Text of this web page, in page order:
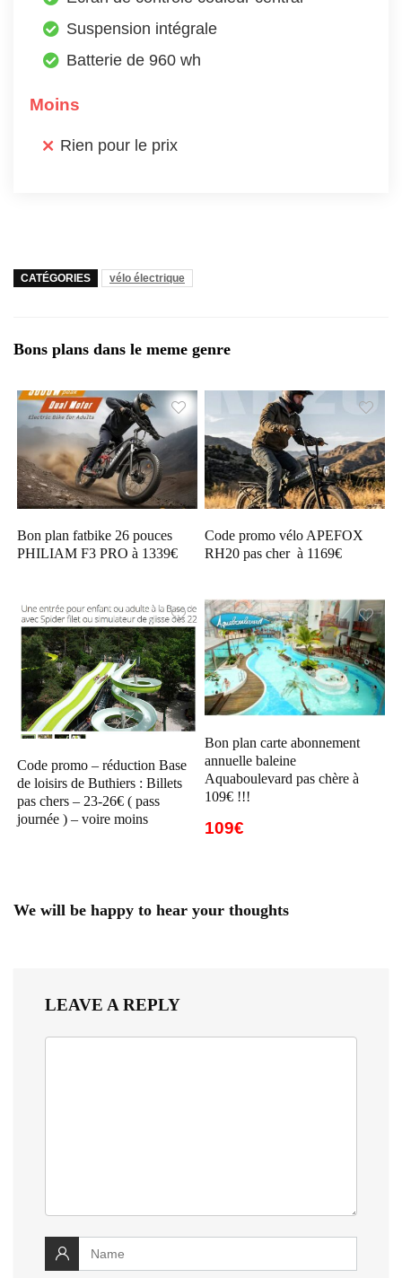
Suspension intégrale
Batterie de 960 wh
Moins
Rien pour le prix
CATÉGORIES vélo électrique
Bons plans dans le meme genre
Bon plan fatbike 26 pouces
PHILIAM F3 PRO à 1339€
Code promo vélo APEFOX
RH20 pas cher à 1169€
Code promo – réduction Base
de loisirs de Buthiers : Billets
pas chers – 23-26€ ( pass
journée ) – voire moins
Bon plan carte abonnement
annuelle baleine
Aquaboulevard pas chère à
109€ !!!
109€
We will be happy to hear your thoughts
LEAVE A REPLY